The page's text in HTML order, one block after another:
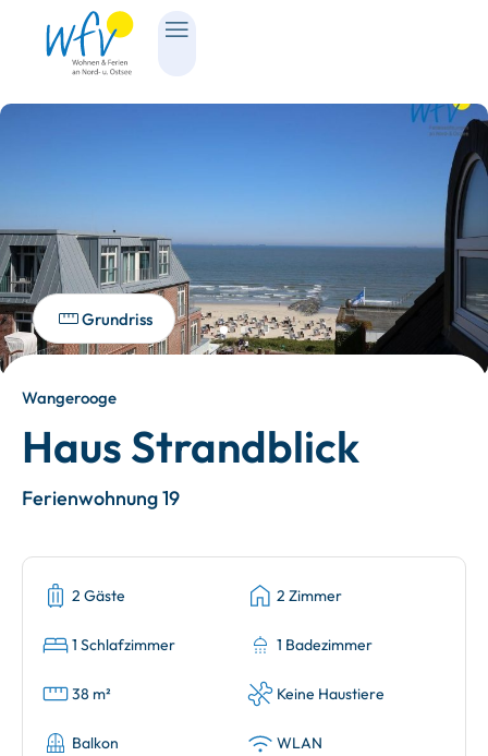
Grundriss
Wangerooge
Haus Strandblick
Ferienwohnung 19
2 Gäste 2 Zimmer
1 Schlafzimmer 1 Badezimmer
38 m² Keine Haustiere
Balkon WLAN